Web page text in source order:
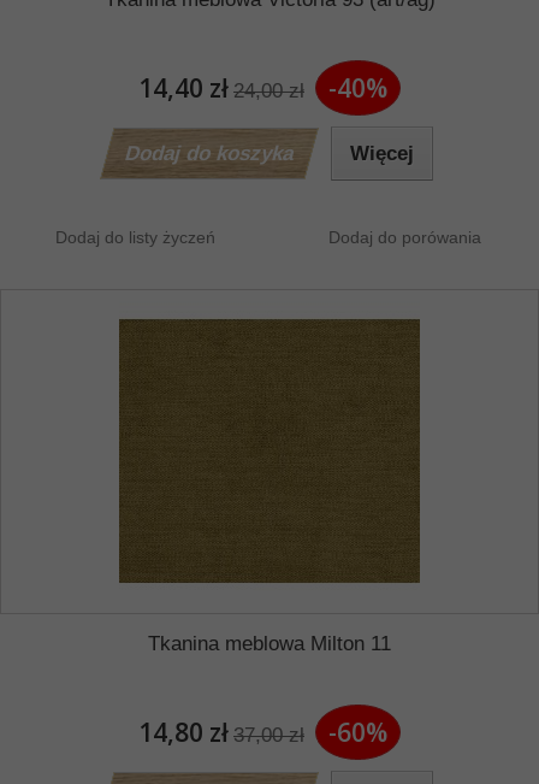
14,40 zł 24,00 zł -40%
Dodaj do koszyka Więcej
Dodaj do listy życzeń Dodaj do porówania
Tkanina meblowa Milton 11
14,80 zł 37,00 zł -60%